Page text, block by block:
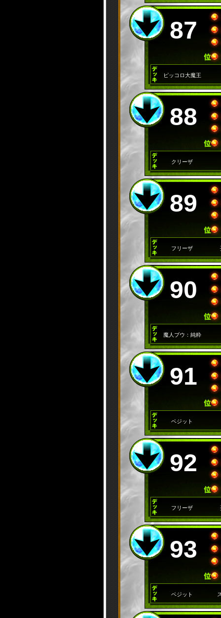
87
ピッコロ大魔王
88
クリーザ
89
フリーザ
90
魔人ブウ：純粋
91
ベジット
92
フリーザ
93
ベジット